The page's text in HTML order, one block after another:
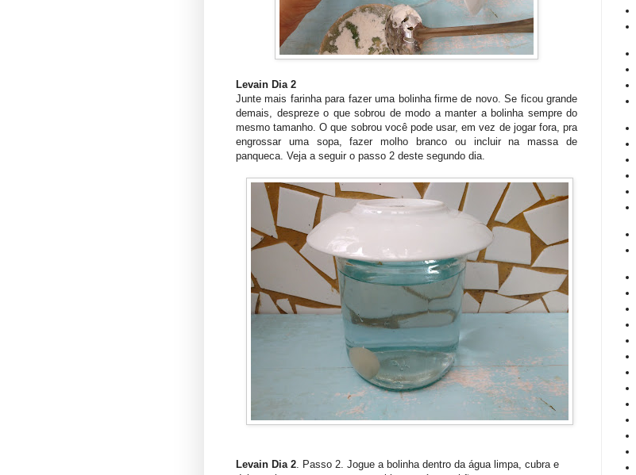
Levain Dia 2
Junte mais farinha para fazer uma bolinha firme de novo. Se ficou grande
demais, despreze o que sobrou de modo a manter a bolinha sempre do
mesmo tamanho. O que sobrou você pode usar, em vez de jogar fora, pra
engrossar uma sopa, fazer molho branco ou incluir na massa de
panqueca. Veja a seguir o passo 2 deste segundo dia.
Levain Dia 2 . Passo 2. Jogue a bolinha dentro da água limpa, cubra e